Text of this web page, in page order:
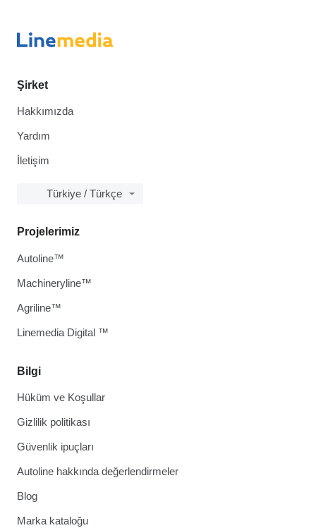
Şirket
Hakkımızda
Yardım
İletişim
Türkiye / Türkçe
Bilgi
Hüküm ve Koşullar
Gizlilik politikası
Güvenlik ipuçları
Autoline hakkında değerlendirmeler
Blog
Marka kataloğu
Projelerimiz
Autoline™
Machineryline™
Agriline™
Linemedia Digital ™